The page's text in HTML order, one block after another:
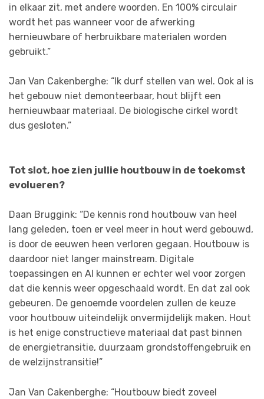
in elkaar zit, met andere woorden. En 100% circulair
wordt het pas wanneer voor de afwerking
hernieuwbare of herbruikbare materialen worden
gebruikt.”
Jan Van Cakenberghe: “Ik durf stellen van wel. Ook al is
het gebouw niet demonteerbaar, hout blijft een
hernieuwbaar materiaal. De biologische cirkel wordt
dus gesloten.”
Tot slot, hoe zien jullie houtbouw in de toekomst
evolueren?
Daan Bruggink: “De kennis rond houtbouw van heel
lang geleden, toen er veel meer in hout werd gebouwd,
is door de eeuwen heen verloren gegaan. Houtbouw is
daardoor niet langer mainstream. Digitale
toepassingen en AI kunnen er echter wel voor zorgen
dat die kennis weer opgeschaald wordt. En dat zal ook
gebeuren. De genoemde voordelen zullen de keuze
voor houtbouw uiteindelijk onvermijdelijk maken. Hout
is het enige constructieve materiaal dat past binnen
de energietransitie, duurzaam grondstoffengebruik en
de welzijnstransitie!”
Jan Van Cakenberghe: “Houtbouw biedt zoveel